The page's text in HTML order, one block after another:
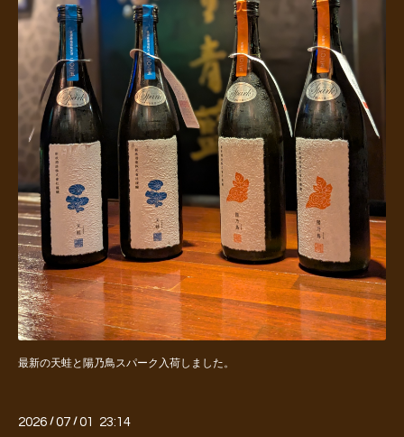
最新の天蛙と陽乃鳥スパーク入荷しました。
2026 /07 /01 23:14